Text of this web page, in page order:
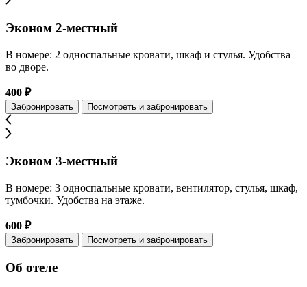
Эконом 2-местный
В номере: 2 односпальные кровати, шкаф и стулья. Удобства
во дворе.
400 ₽
Забронировать Посмотреть и забронировать
Эконом 3-местный
В номере: 3 односпальные кровати, вентилятор, стулья, шкаф,
тумбочки. Удобства на этаже.
600 ₽
Забронировать Посмотреть и забронировать
Об отеле